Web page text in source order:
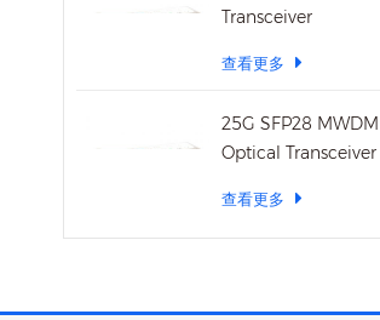
Transceiver
查看更多
25G SFP28 MWDM
Optical Transceiver
查看更多